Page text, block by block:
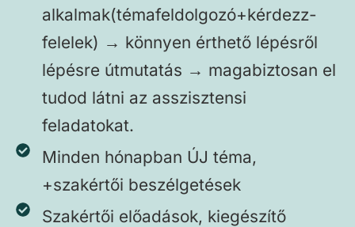
alkalmak(témafeldolgozó+kérdezz-
felelek) → könnyen érthető lépésről
lépésre útmutatás → magabiztosan el
tudod látni az asszisztensi
feladatokat.
Minden hónapban ÚJ téma,
+szakértői beszélgetések
Szakértői előadások, kiegészítő